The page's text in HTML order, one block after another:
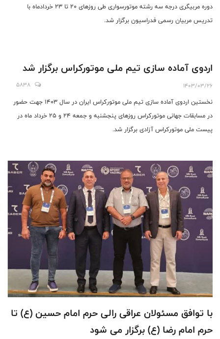
دوره مربیگری درجه سه رشته موتورسواری طی روزهای ۲۰ تا ۲۳ خردادماه با
تدریس مربیان رسمی فدراسیون برگزار شد.
اردوی آماده سازی تیم ملی موتورکراس برگزار شد
1403/03/26
5838
نخستین اردوی آماده سازی تیم ملی موتورکراس ایران در سال 1403 جهت حضور
در مسابقات جهانی موتورکراس روزهای پنجشنبه و جمعه ۲۴ و ۲۵ خرداد ماه در
پیست ملی موتورکراس آزادی برگزار شد.
با توافق مسئولان عراقی رالی حرم امام حسین (ع) تا
حرم امام رضا (ع) برگزار می شود